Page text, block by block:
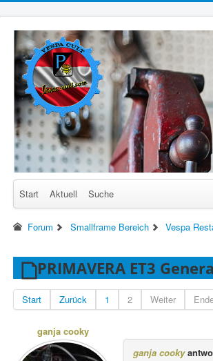
Start Aktuell Suche
Forum Smallframe Bereich Vespa
PRIMAVERA ET3
Start Zurück 1 2 Weiter
ganja cooky
ganja cooky